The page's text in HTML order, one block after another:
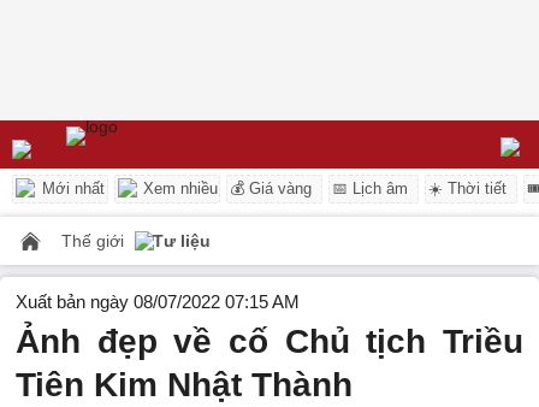
Mới nhất Xem nhiều 💰 Giá vàng 📅 Lịch âm ☀️ Thời tiết
Thế giới Tư liệu
Xuất bản ngày 08/07/2022 07:15 AM
Ảnh đẹp về cố Chủ tịch Triều
Tiên Kim Nhật Thành